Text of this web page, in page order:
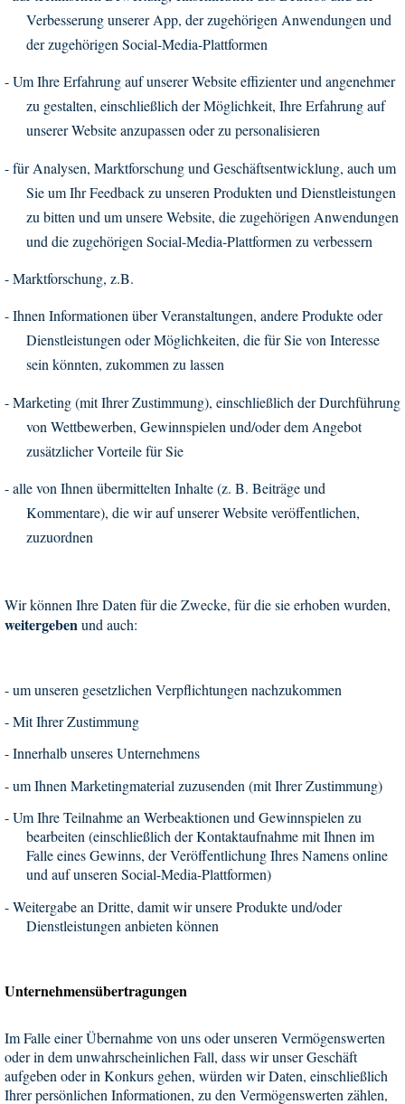
Verbesserung unserer App, der zugehörigen Anwendungen und
der zugehörigen Social-Media-Plattformen
-Um Ihre Erfahrung auf unserer Website effizienter und angenehmer
zu gestalten, einschließlich der Möglichkeit, Ihre Erfahrung auf
unserer Website anzupassen oder zu personalisieren
-für Analysen, Marktforschung und Geschäftsentwicklung, auch um
Sie um Ihr Feedback zu unseren Produkten und Dienstleistungen
zu bitten und um unsere Website, die zugehörigen Anwendungen
und die zugehörigen Social-Media-Plattformen zu verbessern
-Marktforschung, z.B.
-Ihnen Informationen über Veranstaltungen, andere Produkte oder
Dienstleistungen oder Möglichkeiten, die für Sie von Interesse
sein könnten, zukommen zu lassen
-Marketing (mit Ihrer Zustimmung), einschließlich der Durchführung
von Wettbewerben, Gewinnspielen und/oder dem Angebot
zusätzlicher Vorteile für Sie
-alle von Ihnen übermittelten Inhalte (z. B. Beiträge und
Kommentare), die wir auf unserer Website veröffentlichen,
zuzuordnen
Wir können Ihre Daten für die Zwecke, für die sie erhoben wurden,
weitergebenund auch:
-um unseren gesetzlichen Verpflichtungen nachzukommen
-Mit Ihrer Zustimmung
-Innerhalb unseres Unternehmens
-um Ihnen Marketingmaterial zuzusenden (mit Ihrer Zustimmung)
-Um Ihre Teilnahme an Werbeaktionen und Gewinnspielen zu
bearbeiten (einschließlich der Kontaktaufnahme mit Ihnen im
Falle eines Gewinns, der Veröffentlichung Ihres Namens online
und auf unseren Social-Media-Plattformen)
-Weitergabe an Dritte, damit wir unsere Produkte und/oder
Dienstleistungen anbieten können
Unternehmensübertragungen
Im Falle einer Übernahme von uns oder unseren Vermögenswerten
oder in dem unwahrscheinlichen Fall, dass wir unser Geschäft
aufgeben oder in Konkurs gehen, würden wir Daten, einschließlich
Ihrer persönlichen Informationen, zu den Vermögenswerten zählen,